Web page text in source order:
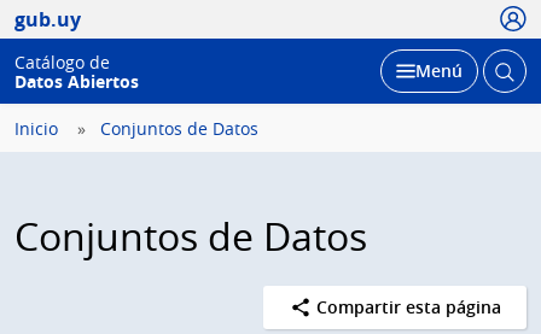
gub.uy
Catálogo de
Datos Abiertos
Desplegar
Menú Abrir
Inicio Conjuntos de Datos
Conjuntos de Datos
Compartir esta página